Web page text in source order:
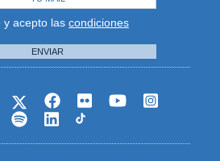
y acepto las condiciones
ENVIAR